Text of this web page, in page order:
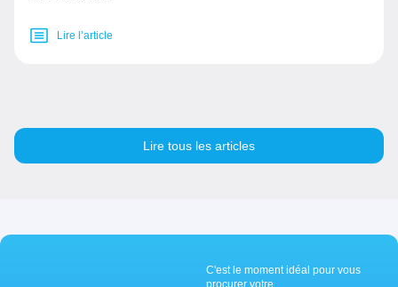
Lire l’article
Lire tous les articles
C'est le moment idéal pour vous